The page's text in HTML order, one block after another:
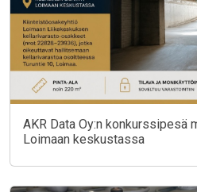
AKR Data Oy:n konkurssipesä
Loimaan keskustassa